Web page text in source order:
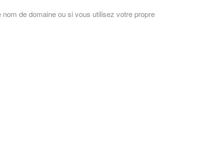
de domaine ou si vous utilisez votre propre